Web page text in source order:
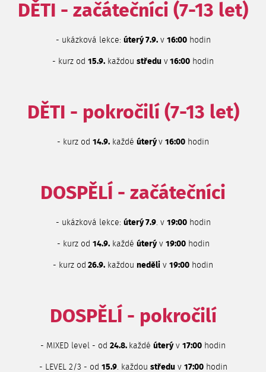
DĚTI - začátečníci (7-13 let)
- ukázková lekce: úterý 7.9.v 16:00hodin
- kurz od 15.9. každou středu v 16:00 hodin
DĚTI - pokročilí (7-13 let)
- kurz od 14.9. každé úterýv 16:00 hodin
DOSPĚLÍ - začátečníci
- ukázková lekce: úterý 7.9. v 19:00hodin
- kurz od 14.9.každé úterýv 19:00hodin
- kurz od 26.9. každou neděli v 19:00 hodin
DOSPĚLÍ - pokročilí
- MIXED level - od 24.8. každé úterýv 17:00 hodin
- LEVEL 2/3 - od 15.9. každou středuv 17:00hodin